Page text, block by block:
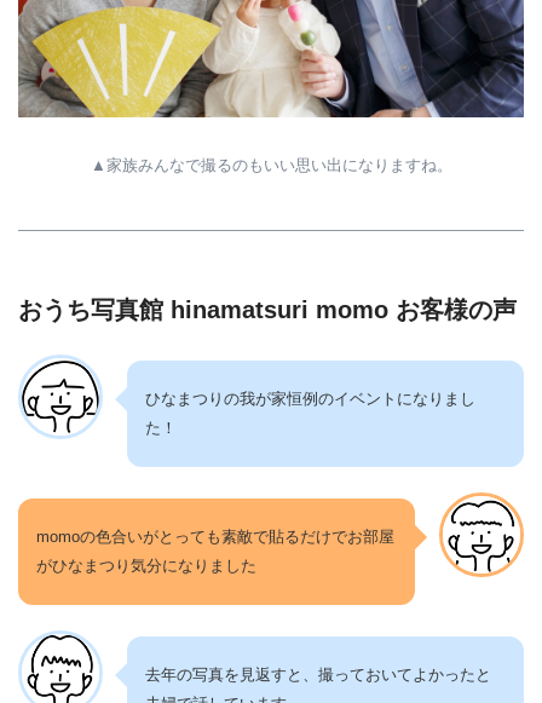
▲家族みんなで撮るのもいい思い出になりますね。
おうち写真館 hinamatsuri momo お客様の声
ひなまつりの我が家恒例のイベントになりまし
た！
momoの色合いがとっても素敵で貼るだけでお部屋
がひなまつり気分になりました
去年の写真を見返すと、撮っておいてよかったと